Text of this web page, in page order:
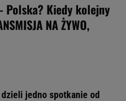
Polska? Kiedy kolejny
NA ŻYWO,
jedno spotkanie od